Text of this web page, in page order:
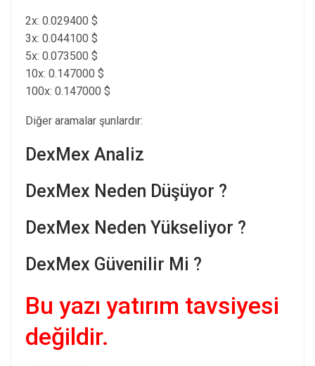
2x: 0.029400 $
3x: 0.044100 $
5x: 0.073500 $
10x: 0.147000 $
100x: 0.147000 $
Diğer aramalar şunlardır:
DexMex Analiz
DexMex Neden Düşüyor ?
DexMex Neden Yükseliyor ?
DexMex Güvenilir Mi ?
Bu yazı yatırım tavsiyesi
değildir.